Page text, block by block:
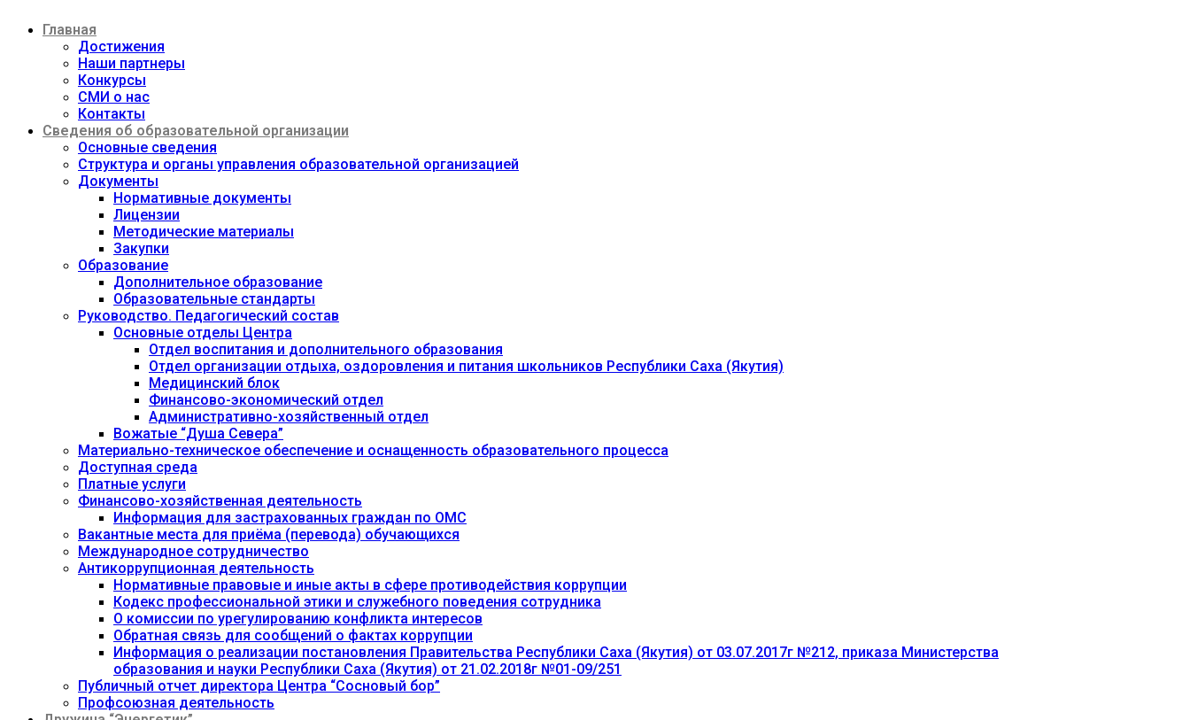
содержимому
Главная
Достижения
Наши партнеры
Конкурсы
СМИ о нас
Контакты
Сведения об образовательной организации
Основные сведения
Структура и органы управления образовательной организацией
Документы
Нормативные документы
Лицензии
Методические материалы
Закупки
Образование
Дополнительное образование
Образовательные стандарты
Руководство. Педагогический состав
Основные отделы Центра
Отдел воспитания и дополнительного образования
Отдел организации отдыха, оздоровления и питания школьников Республики Саха (Якутия)
Медицинский блок
Финансово-экономический отдел
Административно-хозяйственный отдел
Вожатые “Душа Севера”
Материально-техническое обеспечение и оснащенность образовательного процесса
Доступная среда
Платные услуги
Финансово-хозяйственная деятельность
Информация для застрахованных граждан по ОМС
Вакантные места для приёма (перевода) обучающихся
Международное сотрудничество
Антикоррупционная деятельность
Нормативные правовые и иные акты в сфере противодействия коррупции
Кодекс профессиональной этики и служебного поведения сотрудника
О комиссии по урегулированию конфликта интересов
Обратная связь для сообщений о фактах коррупции
Информация о реализации постановления Правительства Республики Саха (Якутия) от 03.07.2017г №212, приказа Министерства
образования и науки Республики Саха (Якутия) от 21.02.2018г №01-09/251
Публичный отчет директора Центра “Сосновый бор”
Профсоюзная деятельность